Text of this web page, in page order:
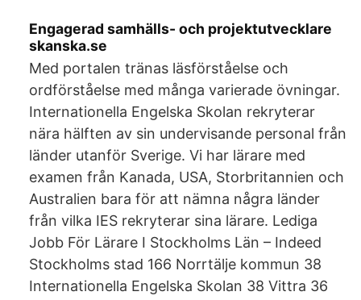
Engagerad samhälls- och projektutvecklare
skanska.se
Med portalen tränas läsförståelse och
ordförståelse med många varierade övningar.
Internationella Engelska Skolan rekryterar
nära hälften av sin undervisande personal från
länder utanför Sverige. Vi har lärare med
examen från Kanada, USA, Storbritannien och
Australien bara för att nämna några länder
från vilka IES rekryterar sina lärare. Lediga
Jobb För Lärare I Stockholms Län – Indeed
Stockholms stad 166 Norrtälje kommun 38
Internationella Engelska Skolan 38 Vittra 36